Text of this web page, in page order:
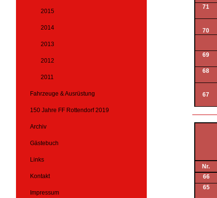
71
70
69
68
67
Nr.
66
65
2015
2014
2013
2012
2011
Fahrzeuge & Ausrüstung
150 Jahre FF Rottendorf 2019
Archiv
Gästebuch
Links
Kontakt
Impressum